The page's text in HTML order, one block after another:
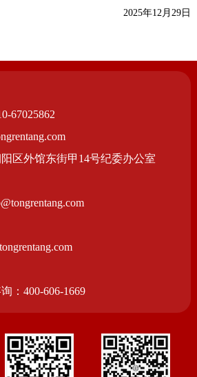
同仁
2025年12月29日
67025862
区外馆东街甲14号纪委办公室
：400-606-1669